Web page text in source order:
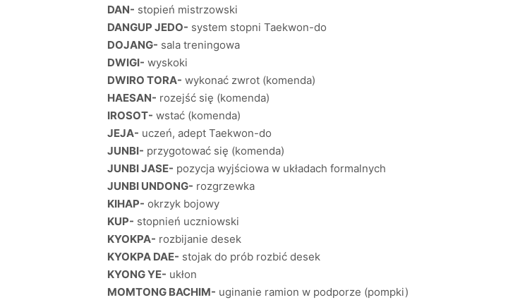
DAN- stopień mistrzowski
DANGUP JEDO- system stopni Taekwon-do
DOJANG- sala treningowa
DWIGI- wyskoki
DWIRO TORA- wykonać zwrot (komenda)
HAESAN- rozejść się (komenda)
IROSOT- wstać (komenda)
JEJA- uczeń, adept Taekwon-do
JUNBI- przygotować się (komenda)
JUNBI JASE- pozycja wyjściowa w układach formalnych
JUNBI UNDONG- rozgrzewka
KIHAP- okrzyk bojowy
KUP- stopnień uczniowski
KYOKPA- rozbijanie desek
KYOKPA DAE- stojak do prób rozbić desek
KYONG YE- ukłon
MOMTONG BACHIM- uginanie ramion w podporze (pompki)